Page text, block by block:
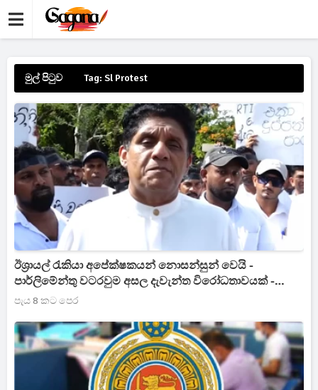
මුල් පිටුව Tag: Sl Protest
ඊශ්‍රායල් රැකියා අපේක්ෂකයන් නොසන්සුන් වෙයි -
පාර්ලිමේන්තු වටරවුම අසල දැවැන්ත විරෝධතාවයක් -
විපක්ෂ නායකවරයාත් එයි
පැය 8 කට පෙර